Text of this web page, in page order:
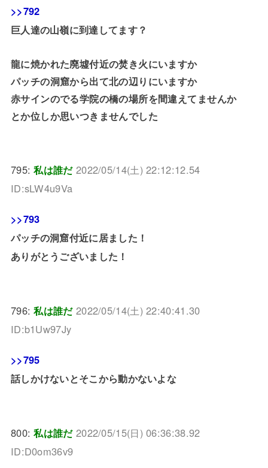
>>792
巨人達の山嶺に到達してます？
龍に焼かれた廃墟付近の焚き火にいますか
パッチの洞窟から出て北の辺りにいますか
赤サインのでる学院の橋の場所を間違えてませんか
とか位しか思いつきませんでした
795:私は誰だ 2022/05/14(土) 22:12:12.54
ID:sLW4u9Va
>>793
パッチの洞窟付近に居ました！
ありがとうございました！
796:私は誰だ 2022/05/14(土) 22:40:41.30
ID:b1Uw97Jy
>>795
話しかけないとそこから動かないよな
800:私は誰だ 2022/05/15(日) 06:36:38.92
ID:D0om36v9